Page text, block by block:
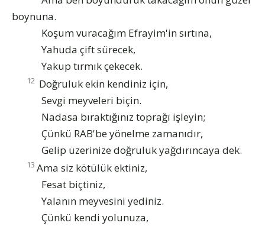
boynuna.
Koşum vuracağım Efrayim'in sırtına,
Yahuda çift sürecek,
Yakup tırmık çekecek.
12 Doğruluk ekin kendiniz için,
Sevgi meyveleri biçin.
Nadasa bıraktığınız toprağı işleyin;
Çünkü RAB'be yönelme zamanıdır,
Gelip üzerinize doğruluk yağdırıncaya dek.
13 Ama siz kötülük ektiniz,
Fesat biçtiniz,
Yalanın meyvesini yediniz.
Çünkü kendi yolunuza,